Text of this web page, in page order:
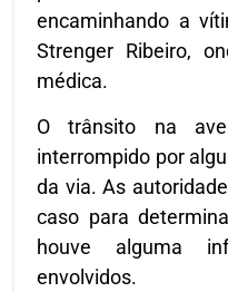
encaminhando a
Strenger Ribeiro,
médica.
O trânsito na
interrompido por
da via. As
caso para
houve alguma
envolvidos.